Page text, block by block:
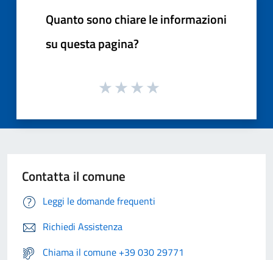
Quanto sono chiare le informazioni
su questa pagina?
Contatta il comune
Leggi le domande frequenti
Richiedi Assistenza
Chiama il comune +39 030 29771